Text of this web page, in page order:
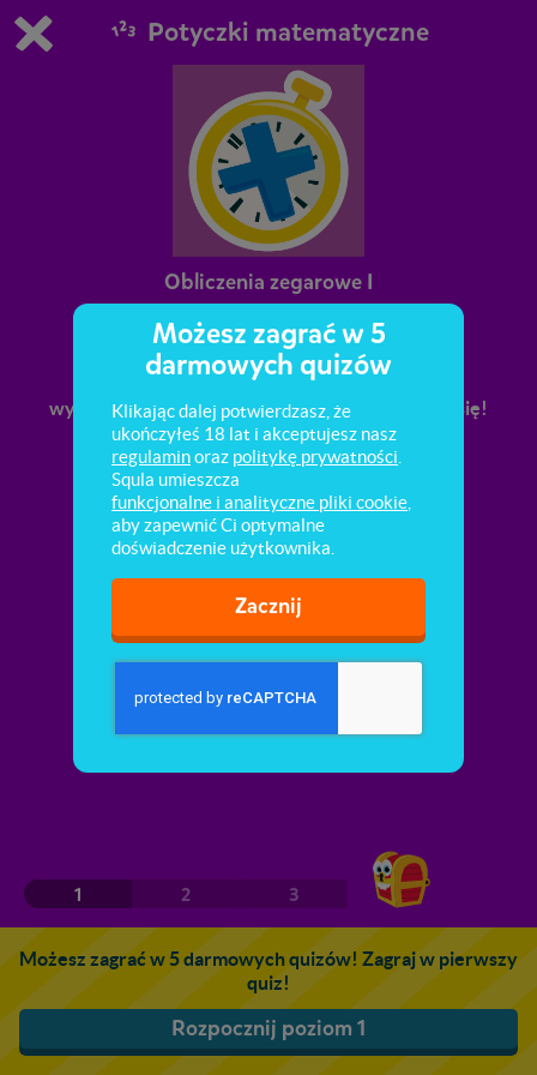
Grasz w wersję demonstracyjną Squli
Kup teraz!
0 1
Potyczki matematyczne
Obliczenia zegarowe I
Potrafisz odczytać godzinę na zegarze
wskazówkowym i elektronicznym? Umiesz
wykonać proste obliczenia zegarowe? Sprawdź się!
1 2 3
Możesz zagrać w 5 darmowych quizów! Zagraj w pierwszy
quiz!
Rozpocznij poziom 1
Możesz zagrać w 5
darmowych quizów
Klikając dalej potwierdzasz, że
ukończyłeś 18 lat i akceptujesz nasz
regulaminoraz politykę prywatności
Squla umieszcza
funkcjonalne i analityczne pliki cookie
aby zapewnić Ci optymalne
doświadczenie użytkownika.
Zacznij